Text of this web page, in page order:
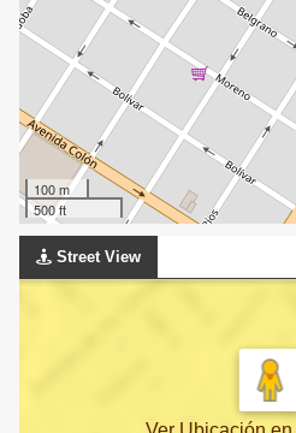
100 m
500 ft
Street View